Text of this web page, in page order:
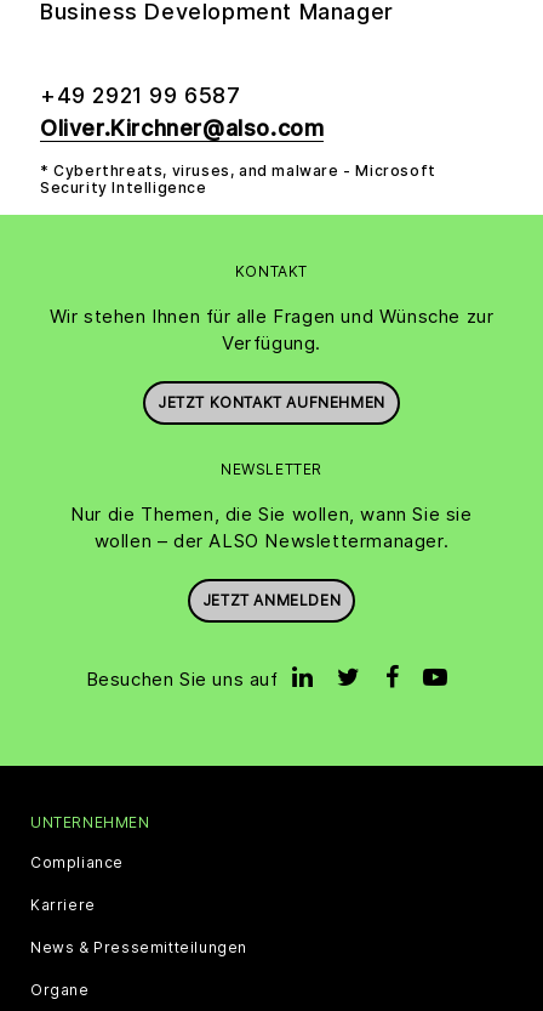
Business Development Manager
+49 2921 99 6587
Oliver.Kirchner@also.com
* Cyberthreats, viruses, and malware - Microsoft
Security Intelligence
KONTAKT
Wir stehen Ihnen für alle Fragen und Wünsche zur
Verfügung.
JETZT KONTAKT AUFNEHMEN
NEWSLETTER
Nur die Themen, die Sie wollen, wann Sie sie
wollen – der ALSO Newslettermanager.
JETZT ANMELDEN
Besuchen Sie uns auf
UNTERNEHMEN
Compliance
Karriere
News & Pressemitteilungen
Organe